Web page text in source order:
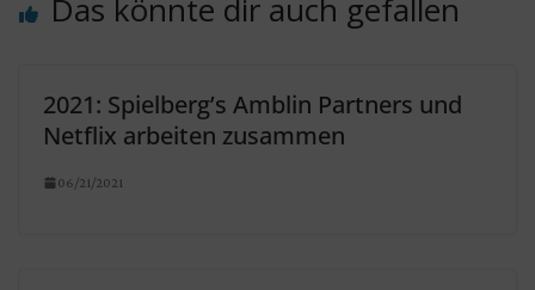
Das könnte dir auch gefallen
2021: Spielberg’s Amblin Partners und
Netflix arbeiten zusammen
06/21/2021